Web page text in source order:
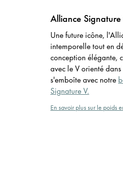
Alliance
Une future icône,
intemporelle tout en
conception élégante,
avec le V orienté
s'emboîte avec notre
Signature V.
En savoir plus sur le poids